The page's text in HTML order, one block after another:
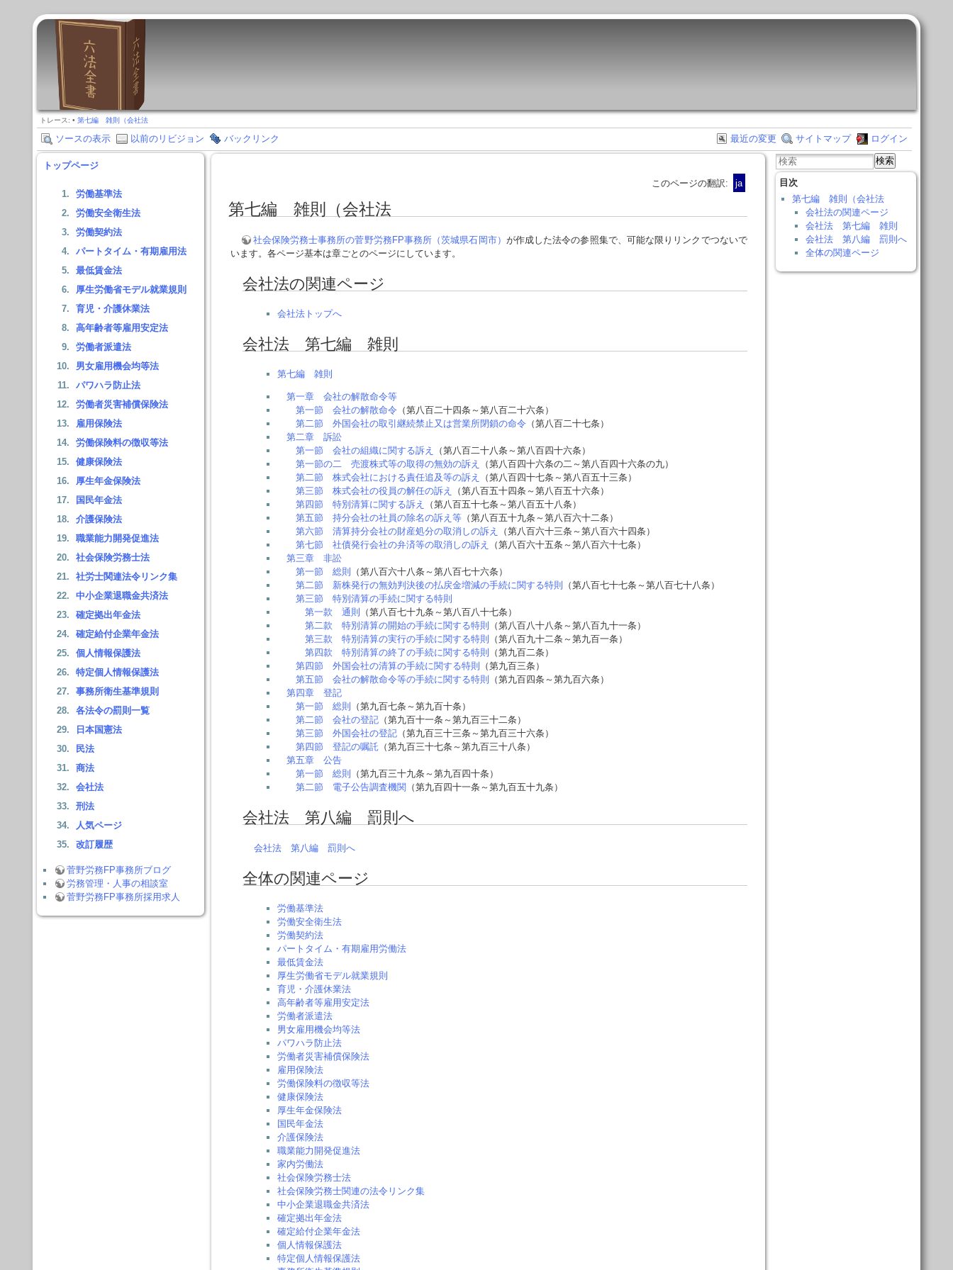
トレース: • 第七編 雑則（会社法
ソースの表示 以前のリビジョン バックリンク 最近の変更 サイトマップ ログイン
トップページ
労働基準法
労働安全衛生法
労働契約法
パートタイム・有期雇用法
最低賃金法
厚生労働省モデル就業規則
育児・介護休業法
高年齢者等雇用安定法
労働者派遣法
男女雇用機会均等法
パワハラ防止法
労働者災害補償保険法
雇用保険法
労働保険料の徴収等法
健康保険法
厚生年金保険法
国民年金法
介護保険法
職業能力開発促進法
社会保険労務士法
社労士関連法令リンク集
中小企業退職金共済法
確定拠出年金法
確定給付企業年金法
個人情報保護法
特定個人情報保護法
事務所衛生基準規則
各法令の罰則一覧
日本国憲法
民法
商法
会社法
刑法
人気ページ
改訂履歴
菅野労務FP事務所ブログ
労務管理・人事の相談室
菅野労務FP事務所採用求人
このページの翻訳: ja
第七編 雑則（会社法
社会保険労務士事務所の菅野労務FP事務所（茨城県石岡市） が作成した法令の参照集で、可能な限りリンクでつないで
います。各ページ基本は章ごとのページにしています。
会社法の関連ページ
会社法トップへ
会社法 第七編 雑則
第七編 雑則
第一章 会社の解散命令等
第一節 会社の解散命令（第八百二十四条～第八百二十六条）
第二節 外国会社の取引継続禁止又は営業所閉鎖の命令（第八百二十七条）
第二章 訴訟
第一節 会社の組織に関する訴え
（第八百二十八条～第八百四十六条）
第一節の二 売渡株式等の取得の無効の訴え
（第八百四十六条の二～第八百四十六条の九）
第二節 株式会社における責任追及等の訴え
（第八百四十七条～第八百五十三条）
第三節 株式会社の役員の解任の訴え
（第八百五十四条～第八百五十六条）
第四節 特別清算に関する訴え
（第八百五十七条～第八百五十八条）
第五節 持分会社の社員の除名の訴え等（第八百五十九条～第八百六十二条）
第六節 清算持分会社の財産処分の取消しの訴え
（第八百六十三条～第八百六十四条）
第七節 社債発行会社の弁済等の取消しの訴え
（第八百六十五条～第八百六十七条）
第三章 非訟
第一節 総則
（第八百六十八条～第八百七十六条）
第二節 新株発行の無効判決後の払戻金増減の手続に関する特則
（第八百七十七条～第八百七十八条）
第三節 特別清算の手続に関する特則
第一款 通則
（第八百七十九条～第八百八十七条）
第二款 特別清算の開始の手続に関する特則
（第八百八十八条～第八百九十一条）
第三款 特別清算の実行の手続に関する特則
（第八百九十二条～第九百一条）
第四款 特別清算の終了の手続に関する特則
（第九百二条）
第四節 外国会社の清算の手続に関する特則
（第九百三条）
第五節 会社の解散命令等の手続に関する特則
（第九百四条～第九百六条）
第四章 登記
第一節 総則
（第九百七条～第九百十条）
第二節 会社の登記（第九百十一条～第九百三十二条）
第三節 外国会社の登記（第九百三十三条～第九百三十六条）
第四節 登記の嘱託（第九百三十七条～第九百三十八条）
第五章 公告
第一節 総則
（第九百三十九条～第九百四十条）
第二節 電子公告調査機関 （第九百四十一条～第九百五十九条）
会社法 第八編 罰則へ
会社法 第八編 罰則へ
全体の関連ページ
労働基準法
労働安全衛生法
労働契約法
パートタイム・有期雇用労働法
最低賃金法
厚生労働省モデル就業規則
育児・介護休業法
高年齢者等雇用安定法
労働者派遣法
男女雇用機会均等法
パワハラ防止法
労働者災害補償保険法
雇用保険法
労働保険料の徴収等法
健康保険法
厚生年金保険法
国民年金法
介護保険法
職業能力開発促進法
家内労働法
社会保険労務士法
社会保険労務士関連の法令リンク集
中小企業退職金共済法
確定拠出年金法
確定給付企業年金法
個人情報保護法
特定個人情報保護法
検索
目次
第七編 雑則（会社法
会社法の関連ページ
会社法 第七編 雑則
会社法 第八編 罰則へ
全体の関連ページ